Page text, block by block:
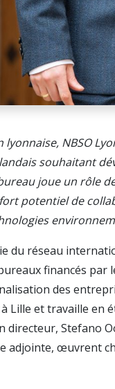
NBSO
souhaitant
joue un rôle
potentiel de
du réseau
financés
des
Lille et travaille en
directeur, Stefano
adjointe, œuvrent